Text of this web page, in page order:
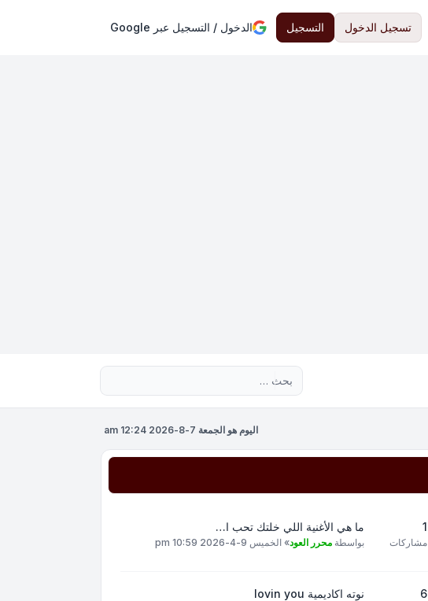
تسجيل الدخول التسجيل الدخول / التسجيل عبر Google
اليوم هو الجمعة 7-8-2026 12:24 am
1
مشاركات
ما هي الأغنية اللي خلتك تحب ا…
بواسطة محرر العود» الخميس 9-4-2026 10:59 pm
6 نوته اكاديمية lovin you